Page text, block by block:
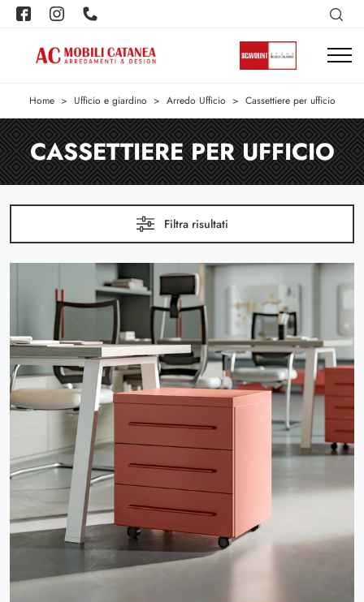
Home > Ufficio e giardino > Arredo Ufficio > Cassettiere per ufficio
CASSETTIERE PER UFFICIO
Filtra risultati